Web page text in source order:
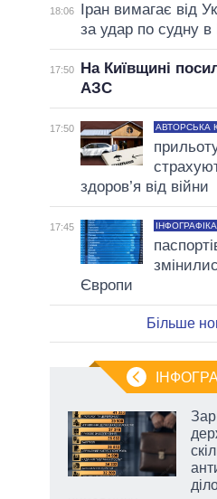
18:06
Іран вимагає від
за удар по судну в
17:50
На Київщині
АЗС
17:50 АВТОРСЬКА
здоров’я від війни
17:45 ІНФОГРАФІКА
Європи
Більше